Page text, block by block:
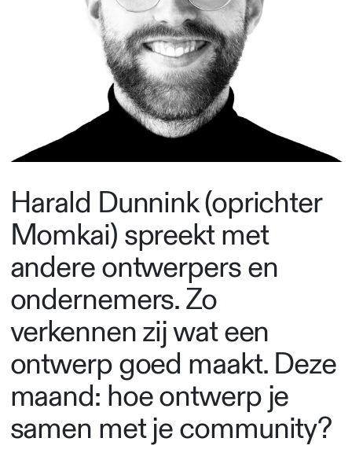
Harald Dunnink (oprichter
Momkai) spreekt met
andere ontwerpers en
ondernemers. Zo
verkennen zij wat een
ontwerp goed maakt. Deze
maand: hoe ontwerp je
samen met je community?